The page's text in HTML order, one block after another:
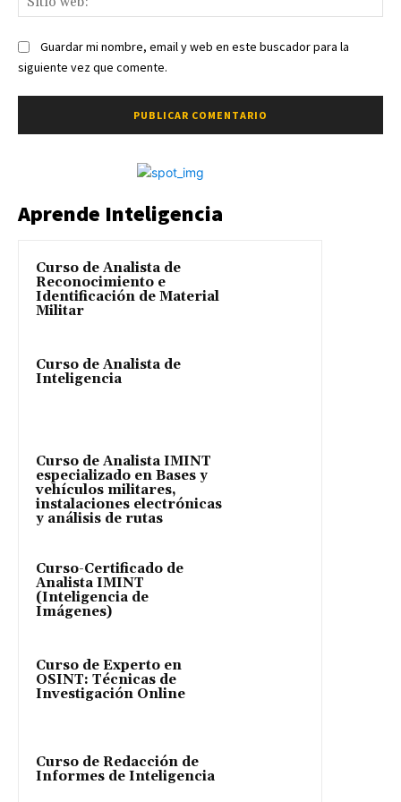
Guardar mi nombre, email y web en este buscador para la
siguiente vez que comente.
Aprende Inteligencia
Curso de Analista de
Reconocimiento e
Identificación de Material
Militar
Curso de Analista de
Inteligencia
Curso de Analista IMINT
especializado en Bases y
vehículos militares,
instalaciones electrónicas
y análisis de rutas
Curso-Certificado de
Analista IMINT
(Inteligencia de
Imágenes)
Curso de Experto en
OSINT: Técnicas de
Investigación Online
Curso de Redacción de
Informes de Inteligencia